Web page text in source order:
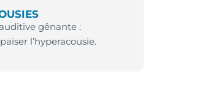
gênante :
l’hyperacousie.